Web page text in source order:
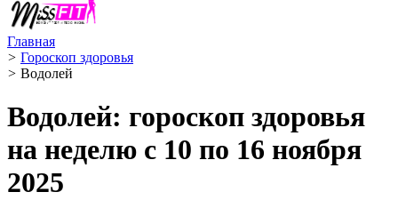
Главная
> Гороскоп здоровья
> Водолей ️
Водолей: гороскоп здоровья
на неделю с 10 по 16 ноября
2025